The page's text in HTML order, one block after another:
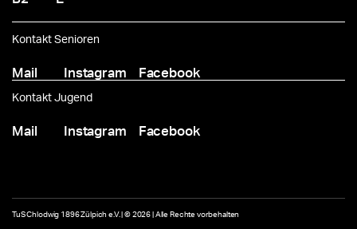
Kontakt Senioren
Mail Instagram Facebook
Kontakt Jugend
Mail Instagram Facebook
TuS Chlodwig 1896 Zülpich e.V. | © 2026 | Alle Rechte vorbehalten